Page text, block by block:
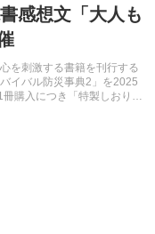
人気記事
向け）
感想文「大人も
を刺激する書籍を刊行する
イバル防災事典2」を2025
購入につき「特製しおり」